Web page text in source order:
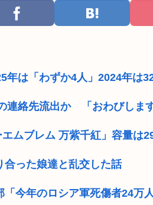
年は「わずか4人」2024年は
連絡先流出か 「おわびしま
ムブレム 万紫千紅」容量は
合った娘達と乱交した話
「今年のロシア軍死傷者24万